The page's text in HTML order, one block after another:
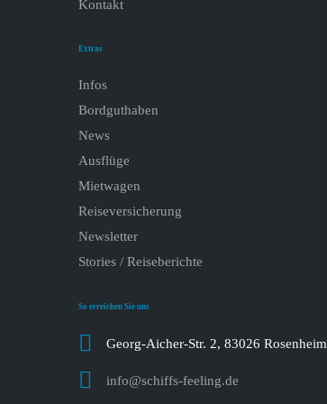
Kontakt
Extras
Infos
Bordguthaben
News
Ausflüge
Mietwagen
Reiseversicherung
Newsletter
Stories / Reiseberichte
So erreichen Sie uns
Georg-Aicher-Str. 2, 83026 Rosenheim
info@schiffs-feeling.de